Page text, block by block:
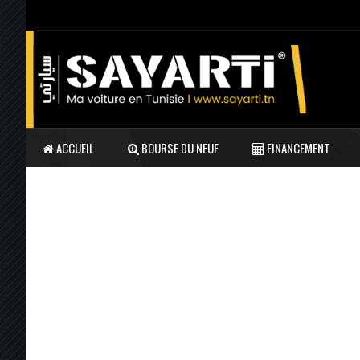
ACCUEIL BOURSE DU NEUF FINANCEMENT